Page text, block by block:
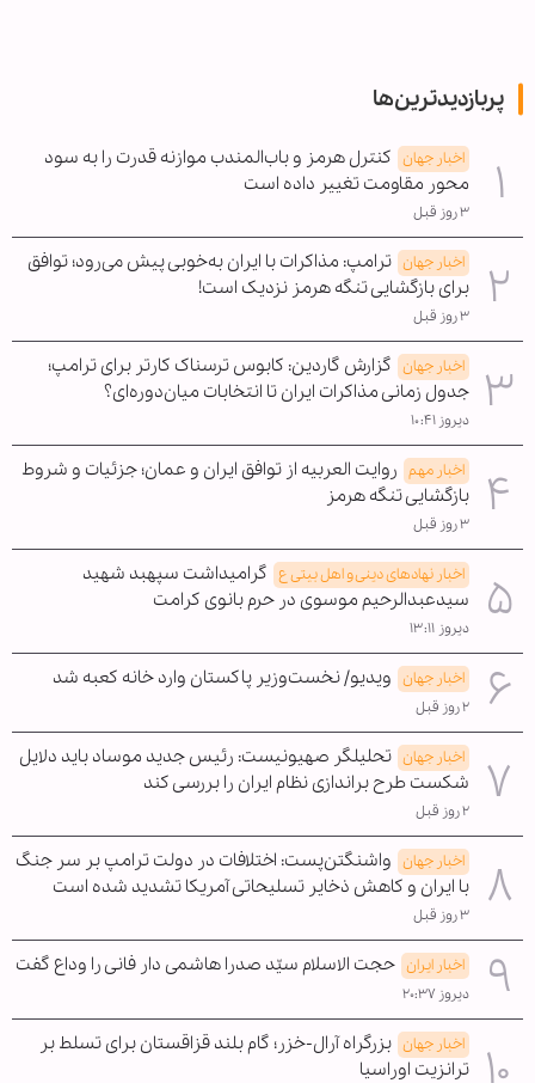
پربازدیدترین‌ها
اخبار جهان کنترل هرمز و باب‌المندب موازنه قدرت را به سود
محور مقاومت تغییر داده است
۳ روز قبل
اخبار جهان ترامپ: مذاکرات با ایران به‌خوبی پیش می‌رود؛ توافق
برای بازگشایی تنگه هرمز نزدیک است!
۳ روز قبل
اخبار جهان گزارش گاردین: کابوس ترسناک کارتر برای ترامپ؛
جدول زمانی مذاکرات ایران تا انتخابات میان‌دوره‌ای؟
دیروز ۱۰:۴۱
اخبار مهم روایت العربیه از توافق ایران و عمان؛ جزئیات و شروط
بازگشایی تنگه هرمز
۳ روز قبل
اخبار نهادهای دینی و اهل بیتی ع گرامیداشت سپهبد شهید
سیدعبدالرحیم موسوی در حرم بانوی کرامت
دیروز ۱۳:۱۱
اخبار جهان ویدیو/ نخست‌وزیر پاکستان وارد خانه کعبه شد
۲ روز قبل
اخبار جهان تحلیلگر صهیونیست: رئیس جدید موساد باید دلایل
شکست طرح براندازی نظام ایران را بررسی کند
۲ روز قبل
اخبار جهان واشنگتن‌پست: اختلافات در دولت ترامپ بر سر جنگ
با ایران و کاهش ذخایر تسلیحاتی آمریکا تشدید شده است
۳ روز قبل
اخبار ایران حجت الاسلام سیّد صدرا هاشمی دار فانی را وداع گفت
دیروز ۲۰:۳۷
اخبار جهان بزرگراه آرال-خزر؛ گام بلند قزاقستان برای تسلط بر
ترانزیت اوراسیا